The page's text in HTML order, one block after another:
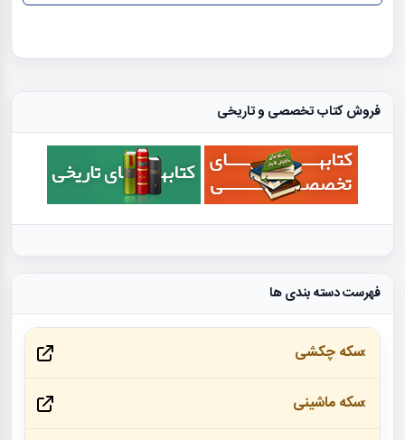
فروش کتاب تخصصی و تاریخی
فهرست دسته بندی ها
سکه چکشی
سکه ماشینی